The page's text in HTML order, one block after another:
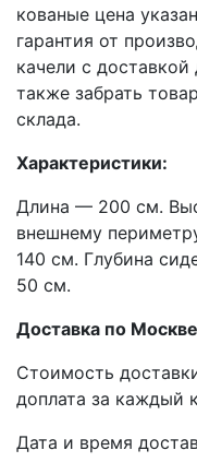
кованые цена
гарантия от
качели с
также забрать
склада.
Характеристики:
Длина — 200 см.
внешнему
140 см. Глубина
50 см.
Доставка по
Стоимость
доплата за
Дата и время